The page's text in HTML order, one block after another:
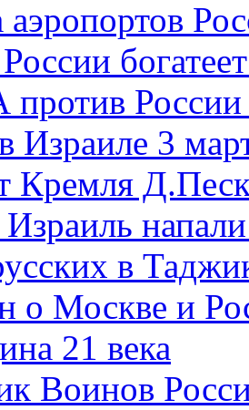
аэропортов
России
Израиле 3
Кремля
в
о Москве и
21 века
Воинов